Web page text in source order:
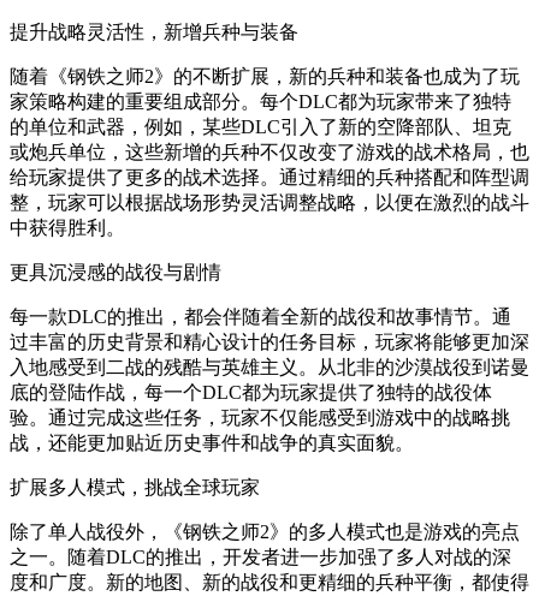
提升战略灵活性，新增兵种与装备
随着《钢铁之师2》的不断扩展，新的兵种和装备也成为了玩
家策略构建的重要组成部分。每个DLC都为玩家带来了独特
的单位和武器，例如，某些DLC引入了新的空降部队、坦克
或炮兵单位，这些新增的兵种不仅改变了游戏的战术格局，也
给玩家提供了更多的战术选择。通过精细的兵种搭配和阵型调
整，玩家可以根据战场形势灵活调整战略，以便在激烈的战斗
中获得胜利。
更具沉浸感的战役与剧情
每一款DLC的推出，都会伴随着全新的战役和故事情节。通
过丰富的历史背景和精心设计的任务目标，玩家将能够更加深
入地感受到二战的残酷与英雄主义。从北非的沙漠战役到诺曼
底的登陆作战，每一个DLC都为玩家提供了独特的战役体
验。通过完成这些任务，玩家不仅能感受到游戏中的战略挑
战，还能更加贴近历史事件和战争的真实面貌。
扩展多人模式，挑战全球玩家
除了单人战役外，《钢铁之师2》的多人模式也是游戏的亮点
之一。随着DLC的推出，开发者进一步加强了多人对战的深
度和广度。新的地图、新的战役和更精细的兵种平衡，都使得